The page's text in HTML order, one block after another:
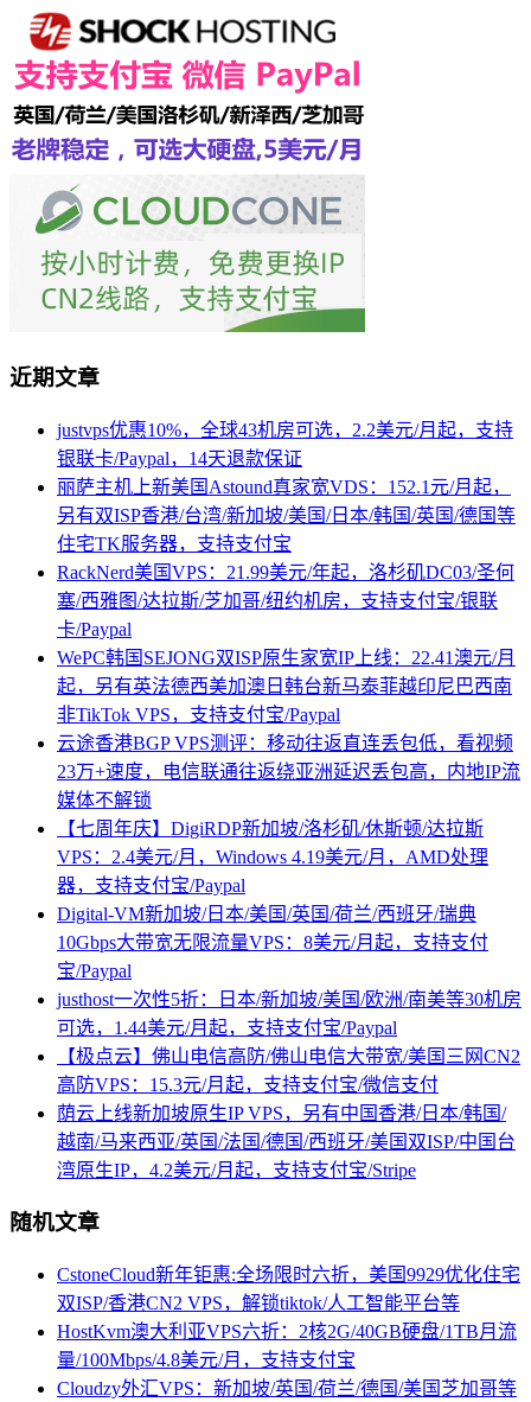
近期文章
justvps优惠10%，全球43机房可选，2.2美元/月起，支持
银联卡/Paypal，14天退款保证
丽萨主机上新美国Astound真家宽VDS：152.1元/月起，
另有双ISP香港/台湾/新加坡/美国/日本/韩国/英国/德国等
住宅TK服务器，支持支付宝
RackNerd美国VPS：21.99美元/年起，洛杉矶DC03/圣何
塞/西雅图/达拉斯/芝加哥/纽约机房，支持支付宝/银联
卡/Paypal
WePC韩国SEJONG双ISP原生家宽IP上线：22.41澳元/月
起，另有英法德西美加澳日韩台新马泰菲越印尼巴西南
非TikTok VPS，支持支付宝/Paypal
云途香港BGP VPS测评：移动往返直连丢包低，看视频
23万+速度，电信联通往返绕亚洲延迟丢包高，内地IP流
媒体不解锁
【七周年庆】DigiRDP新加坡/洛杉矶/休斯顿/达拉斯
VPS：2.4美元/月，Windows 4.19美元/月，AMD处理
器，支持支付宝/Paypal
Digital-VM新加坡/日本/美国/英国/荷兰/西班牙/瑞典
10Gbps大带宽无限流量VPS：8美元/月起，支持支付
宝/Paypal
justhost一次性5折：日本/新加坡/美国/欧洲/南美等30机房
可选，1.44美元/月起，支持支付宝/Paypal
【极点云】佛山电信高防/佛山电信大带宽/美国三网CN2
高防VPS：15.3元/月起，支持支付宝/微信支付
荫云上线新加坡原生IP VPS，另有中国香港/日本/韩国/
越南/马来西亚/英国/法国/德国/西班牙/美国双ISP/中国台
湾原生IP，4.2美元/月起，支持支付宝/Stripe
随机文章
CstoneCloud新年钜惠:全场限时六折，美国9929优化住宅
双ISP/香港CN2 VPS，解锁tiktok/人工智能平台等
HostKvm澳大利亚VPS六折：2核2G/40GB硬盘/1TB月流
量/100Mbps/4.8美元/月，支持支付宝
Cloudzy外汇VPS：新加坡/英国/荷兰/德国/美国芝加哥等